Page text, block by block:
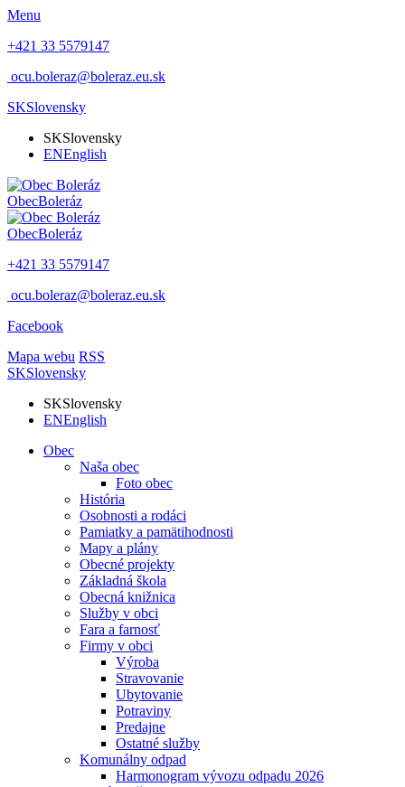
Menu
+421 33 5579147
ocu.boleraz@boleraz.eu.sk
SKSlovensky
SKSlovensky
ENEnglish
ObecBoleráz
ObecBoleráz
+421 33 5579147
ocu.boleraz@boleraz.eu.sk
Facebook
Mapa webu RSS
SKSlovensky
SKSlovensky
ENEnglish
Obec
Naša obec
Foto obec
História
Osobnosti a rodáci
Pamiatky a pamätihodnosti
Mapy a plány
Obecné projekty
Základná škola
Obecná knižnica
Služby v obci
Fara a farnosť
Firmy v obci
Výroba
Stravovanie
Ubytovanie
Potraviny
Predajne
Ostatné služby
Komunálny odpad
Harmonogram vývozu odpadu 2026